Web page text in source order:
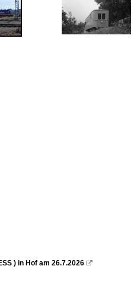
) in Hof am 26.7.2026 